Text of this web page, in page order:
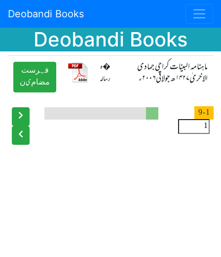
Deobandi Books
Deobandi Books
ماہنامہ البینات کراچی جمادی
الاخریٰ۱۴۲۷ھ جولائی۲۰۰۶ء
�ہ
رسالہ
ﻓﮩﺮﺳﺖ
ﻣﻀﺎﻡیﻥ
1
- 9